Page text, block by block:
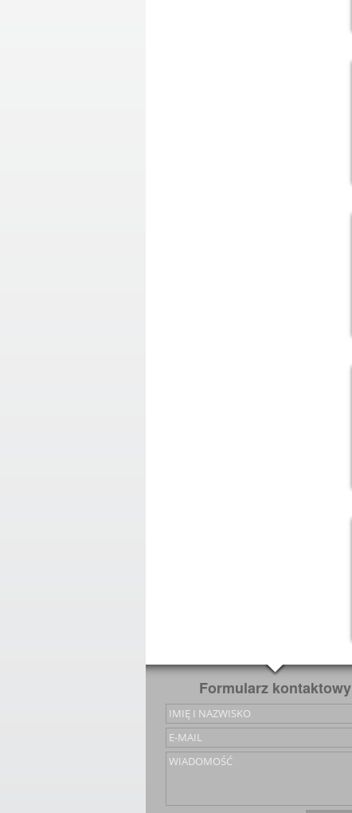
Formularz kontaktowy